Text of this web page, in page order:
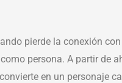
pierde la conexión
persona. A partir de
en un personaje